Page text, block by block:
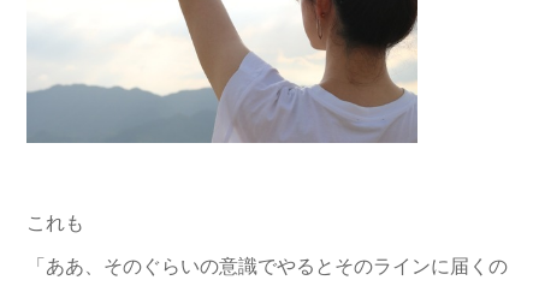
これも
「ああ、そのぐらいの意識でやるとそのラインに届くの